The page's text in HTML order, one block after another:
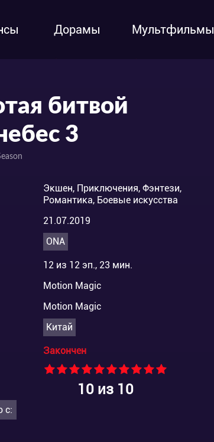
Дорамы Мультфильмы
битвой
3
Экшен, Приключения, Фэнтези,
Романтика, Боевые искусства
21.07.2019
ONA
12 из 12 эп., 23 мин.
Motion Magic
Motion Magic
Китай
Закончен
10из 10
с: